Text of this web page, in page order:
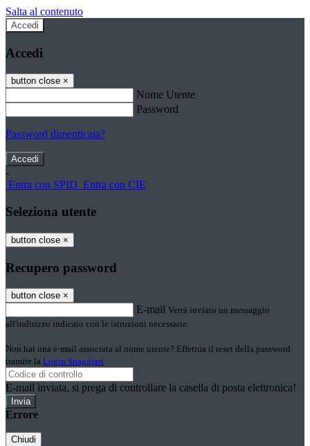
Salta al contenuto
Accedi
Accedi
button close ×
Nome Utente
Password
Password dimenticata?
-
Entra con SPID Entra con CIE
Seleziona utente
button close ×
Recupero password
button close ×
E-mail Verrà inviato un messaggio
all'indirizzo indicato con le istruzioni necessarie.
Non hai una e-mail associata al nome utente? Effettua il reset della password
tramite la Login Spaggiari
E-mail inviata, si prega di controllare la casella di posta elettronica!
Errore
Chiudi